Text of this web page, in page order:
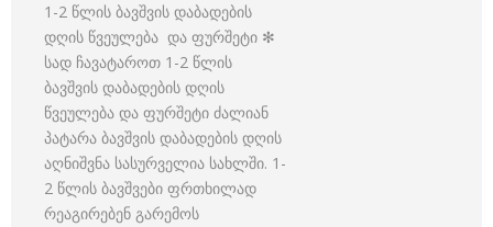
1-2 წლის ბავშვის დაბადების
დღის წვეულება და ფურშეტი ✻
სად ჩავატაროთ 1-2 წლის
ბავშვის დაბადების დღის
წვეულება და ფურშეტი ძალიან
პატარა ბავშვის დაბადების დღის
აღნიშვნა სასურველია სახლში. 1-
2 წლის ბავშვები ფრთხილად
რეაგირებენ გარემოს